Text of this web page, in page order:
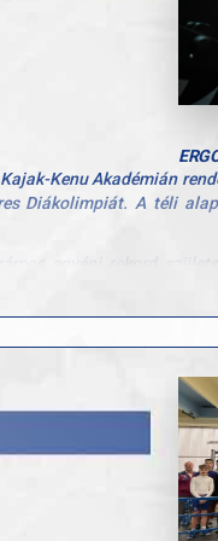
Kenu Akadémián
Diákolimpiát. A téli
egyéni rekord
17)
13)